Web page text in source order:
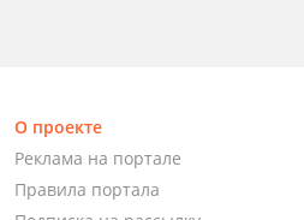
О проекте
Реклама на портале
Правила портала